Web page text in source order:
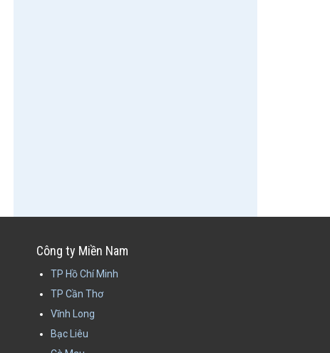
Công ty Miền Nam
TP Hồ Chí Minh
TP Cần Thơ
Vĩnh Long
Bạc Liêu